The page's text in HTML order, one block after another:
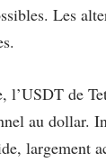
Les
l’USDT de
au dollar.
largement